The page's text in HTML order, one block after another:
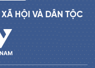
HỘI VÀ DÂN TỘC